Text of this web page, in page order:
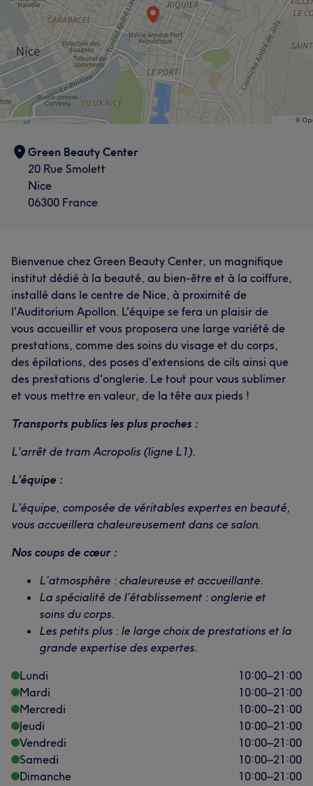
Green Beauty Center
20 Rue Smolett
Nice
06300 France
Bienvenue chez Green Beauty Center, un magnifique
institut dédié à la beauté, au bien-être et à la coiffure,
installé dans le centre de Nice, à proximité de
l'Auditorium Apollon. L'équipe se fera un plaisir de
vous accueillir et vous proposera une large variété de
prestations, comme des soins du visage et du corps,
des épilations, des poses d'extensions de cils ainsi que
des prestations d'onglerie. Le tout pour vous sublimer
et vous mettre en valeur, de la tête aux pieds !
Transports publics les plus proches :
L'arrêt de tram Acropolis (ligne L1).
L’équipe :
L'équipe, composée de véritables expertes en beauté,
vous accueillera chaleureusement dans ce salon.
Nos coups de cœur :
L’atmosphère : chaleureuse et accueillante.
La spécialité de l’établissement : onglerie et
soins du corps.
Les petits plus : le large choix de prestations et la
grande expertise des expertes.
Lundi
10:00–21:00
Mardi
10:00–21:00
Mercredi
10:00–21:00
Jeudi
10:00–21:00
Vendredi
10:00–21:00
Samedi
10:00–21:00
Dimanche
10:00–21:00